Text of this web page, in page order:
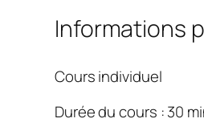
Informations
Cours individuel
Durée du cours : 30